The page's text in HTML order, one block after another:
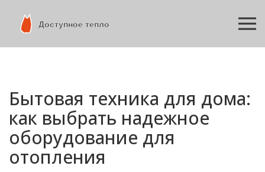
Бытовая техника для дома:
как выбрать надежное
оборудование для
отопления